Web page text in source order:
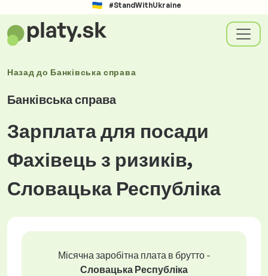
#StandWithUkraine
Назад до Банківська справа
Банківська справа
Зарплата для посади
Фахівець з ризиків,
Словацька Республіка
Місячна заробітна плата в брутто -
Словацька Республіка